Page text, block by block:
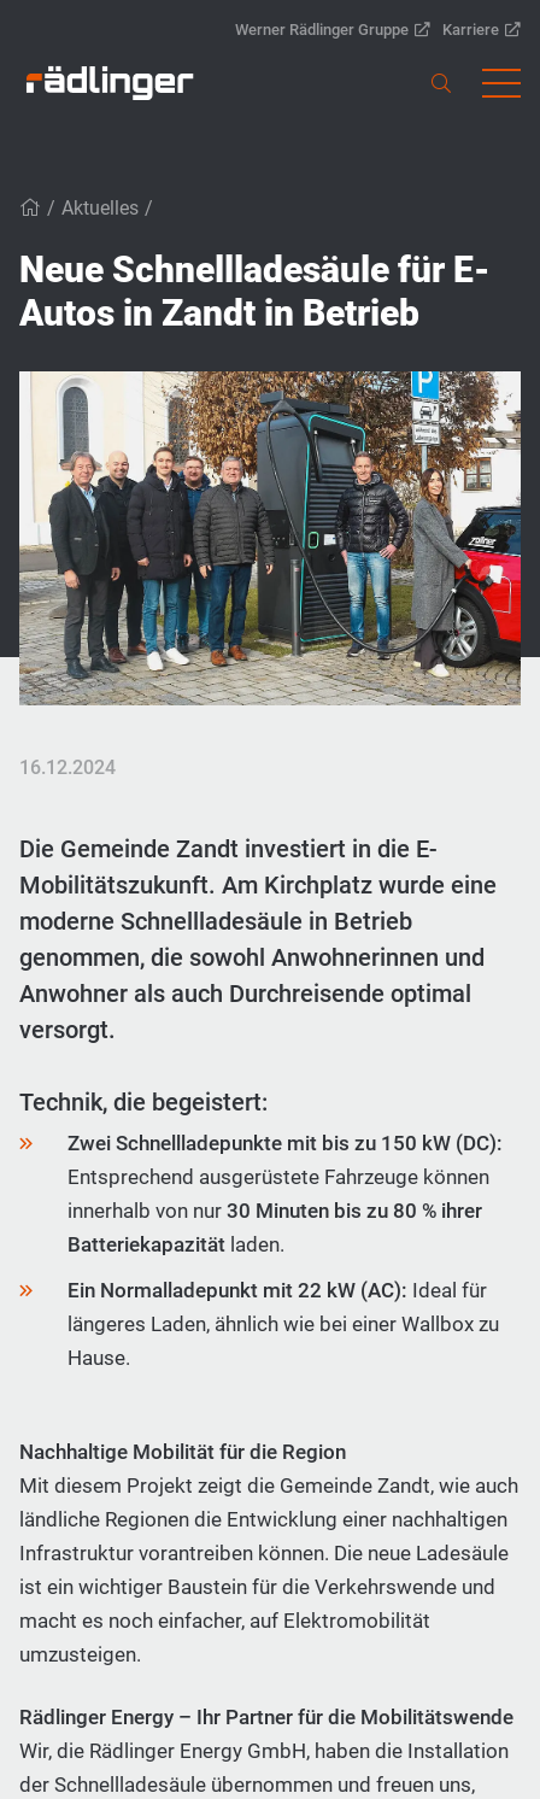
Werner Rädlinger Gruppe Karriere
/ Aktuelles /
Neue Schnellladesäule für E-
Autos in Zandt in Betrieb
16.12.2024
Die Gemeinde Zandt investiert in die E-
Mobilitätszukunft. Am Kirchplatz wurde eine
moderne Schnellladesäule in Betrieb
genommen, die sowohl Anwohnerinnen und
Anwohner als auch Durchreisende optimal
versorgt.
Technik, die begeistert:
Zwei Schnellladepunkte mit bis zu 150 kW (DC):
Entsprechend ausgerüstete Fahrzeuge können
innerhalb von nur 30 Minuten bis zu 80 % ihrer
Batteriekapazität laden.
Ein Normalladepunkt mit 22 kW (AC): Ideal für
längeres Laden, ähnlich wie bei einer Wallbox zu
Hause.
Nachhaltige Mobilität für die Region
Mit diesem Projekt zeigt die Gemeinde Zandt, wie auch
ländliche Regionen die Entwicklung einer nachhaltigen
Infrastruktur vorantreiben können. Die neue Ladesäule
ist ein wichtiger Baustein für die Verkehrswende und
macht es noch einfacher, auf Elektromobilität
umzusteigen.
Rädlinger Energy – Ihr Partner für die Mobilitätswende
Wir, die Rädlinger Energy GmbH, haben die Installation
der Schnellladesäule übernommen und freuen uns,